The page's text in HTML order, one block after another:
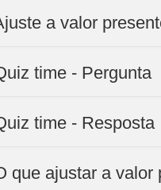
a valor
time - Pergunta
time - Resposta
que ajustar a valor